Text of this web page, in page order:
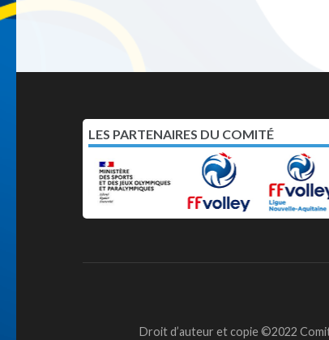
LES PARTENAIRES DU COMITÉ
Droit d’auteur et copie ©2022